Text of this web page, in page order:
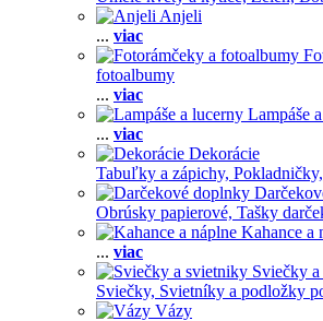
Anjeli
... viac
fotoalbumy
... viac
Lampáše
... viac
Dekorácie
Tabuľky a zápichy,
Obrúsky papierové, Tašky
Kahance a
... viac
Sviečky
Sviečky, Svietníky a podložky
Vázy